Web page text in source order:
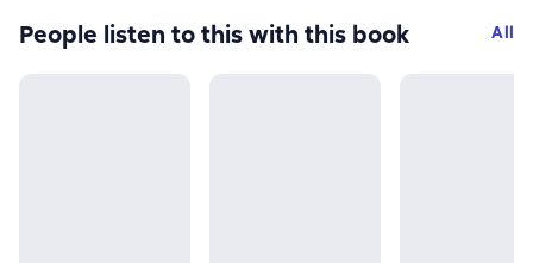
People listen to this with this book All